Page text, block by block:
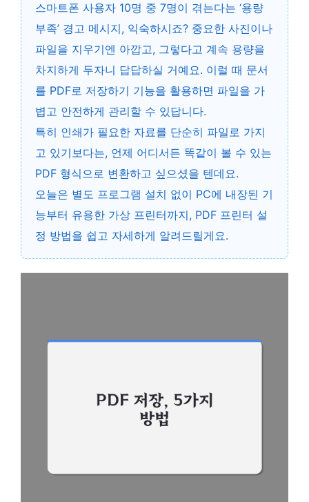
스마트폰 사용자 10명 중 7명이 겪는다는 ‘용량
부족’ 경고 메시지, 익숙하시죠? 중요한 사진이나
파일을 지우기엔 아깝고, 그렇다고 계속 용량을
차지하게 두자니 답답하실 거예요. 이럴 때 문서
를 PDF로 저장하기 기능을 활용하면 파일을 가
볍고 안전하게 관리할 수 있답니다.
특히 인쇄가 필요한 자료를 단순히 파일로 가지
고 있기보다는, 언제 어디서든 똑같이 볼 수 있는
PDF 형식으로 변환하고 싶으셨을 텐데요.
오늘은 별도 프로그램 설치 없이 PC에 내장된 기
능부터 유용한 가상 프린터까지, PDF 프린터 설
정 방법을 쉽고 자세하게 알려드릴게요.